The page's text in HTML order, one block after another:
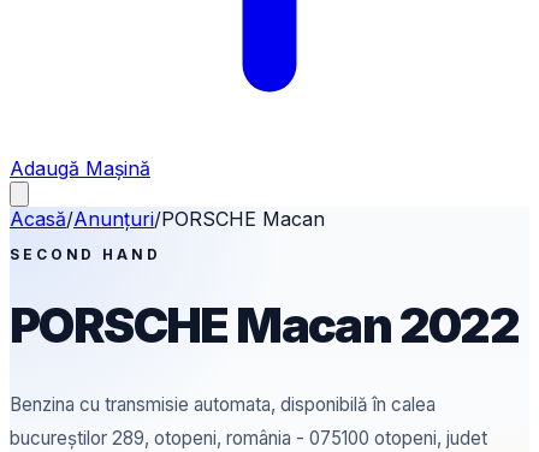
Adaugă Mașină
Acasă/Anunțuri/PORSCHE Macan
SECOND HAND
PORSCHEMacan2022
Benzina cu transmisie automata, disponibilă în calea
bucureștilor 289, otopeni, românia - 075100 otopeni, judet